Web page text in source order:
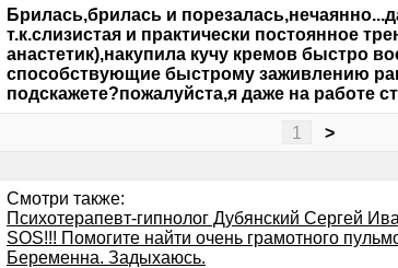
Брилась,брилась и
т.к.слизистая и практически постоянное
анастетик),накупила кучу кремов быстро
способствующие быстрому заживлению
подскажете?пожалуйста,я даже на работе
1 >
Смотри также:
Психотерапевт-гипнолог Дубянский Сергей
SOS!!! Помогите найти очень грамотного
Беременна. Задыхаюсь.